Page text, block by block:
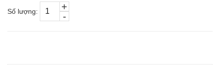
Số lượng: -
+